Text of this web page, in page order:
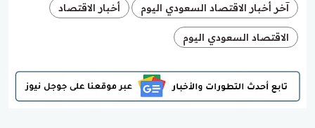
آخر أخبار الاقتصاد السعودي اليوم أخبار الاقتصاد
الاقتصاد السعودي اليوم